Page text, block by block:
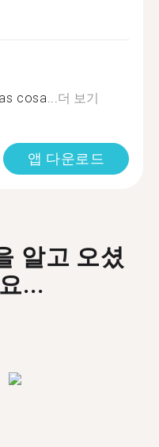
cosa...더 보기
앱 다운로드
알고 오셨
...